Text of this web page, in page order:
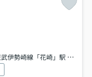
伊勢崎線「花崎」駅 徒歩43分